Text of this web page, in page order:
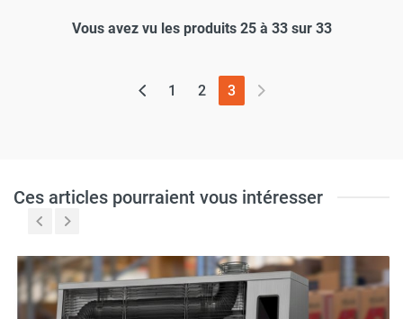
Vous avez vu les produits 25 à 33 sur 33
1 2 3(page actuelle)
Ces articles pourraient vous intéresser